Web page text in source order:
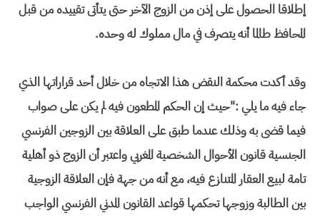
إطلاقا الحصول على إذن من الزوج الآخر حتى يتأتى تقييده من قبل
المحافظ طالما أنه يتصرف في مال مملوك له وحده.
وقد أكدت محكمة النقض هذا الاتجاه من خلال أحد قراراتها الذي
جاء فيه ما يلي :"حيث إن الحكم المطعون فيه لم يكن على صواب
فيما قضى به وذلك عندما طبق على العلاقة بين الزوجين الفرنسي
الجنسية قانون الأحوال الشخصية المغربي واعتبر أن الزوج ذو أهلية
تامة لبيع العقار المتنازع فيه، مع أنه من جهة فإن العلاقة الزوجية
بين الطالبة وزوجها تحكمها قواعد القانون المدني الفرنسي الواجب